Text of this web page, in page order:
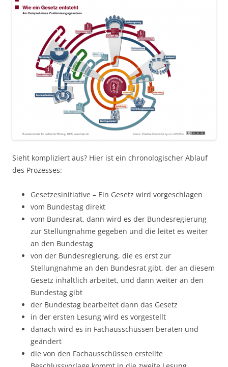
Sieht kompliziert aus? Hier ist ein chronologischer Ablauf
des Prozesses:
Gesetzesinitiative – Ein Gesetz wird vorgeschlagen
vom Bundestag direkt
vom Bundesrat, dann wird es der Bundesregierung
zur Stellungnahme gegeben und die leitet es weiter
an den Bundestag
von der Bundesregierung, die es erst zur
Stellungnahme an den Bundesrat gibt, der an diesem
Gesetz inhaltlich arbeitet, und dann weiter an den
Bundestag gibt
der Bundestag bearbeitet dann das Gesetz
in der ersten Lesung wird es vorgestellt
danach wird es in Fachausschüssen beraten und
geändert
die von den Fachausschüssen erstellte